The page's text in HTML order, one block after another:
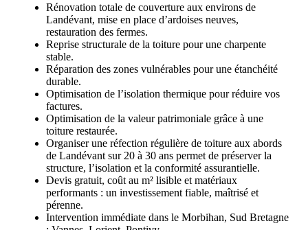
Rénovation totale de couverture aux environs de
Landévant, mise en place d’ardoises neuves,
restauration des fermes.
Reprise structurale de la toiture pour une charpente
stable.
Réparation des zones vulnérables pour une étanchéité
durable.
Optimisation de l’isolation thermique pour réduire vos
factures.
Optimisation de la valeur patrimoniale grâce à une
toiture restaurée.
Organiser une réfection régulière de toiture aux abords
de Landévant sur 20 à 30 ans permet de préserver la
structure, l’isolation et la conformité assurantielle.
Devis gratuit, coût au m² lisible et matériaux
performants : un investissement fiable, maîtrisé et
pérenne.
Intervention immédiate dans le Morbihan, Sud Bretagne